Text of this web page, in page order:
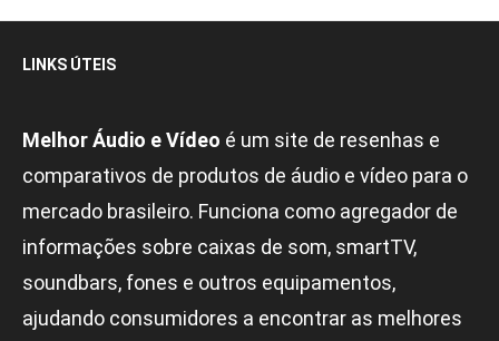
LINKS ÚTEIS
Melhor Áudio e Vídeo é um site de resenhas e
comparativos de produtos de áudio e vídeo para o
mercado brasileiro. Funciona como agregador de
informações sobre caixas de som, smartTV,
soundbars, fones e outros equipamentos,
ajudando consumidores a encontrar as melhores